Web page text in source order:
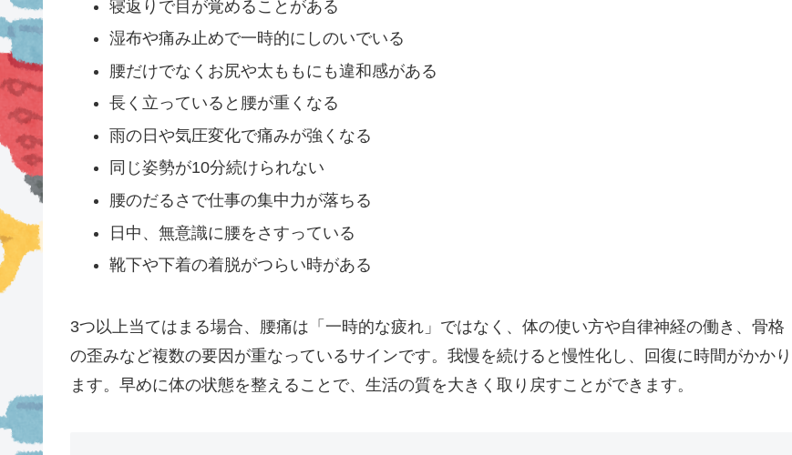
寝返りで目が覚めることがある
湿布や痛み止めで一時的にしのいでいる
腰だけでなくお尻や太ももにも違和感がある
長く立っていると腰が重くなる
雨の日や気圧変化で痛みが強くなる
同じ姿勢が10分続けられない
腰のだるさで仕事の集中力が落ちる
日中、無意識に腰をさすっている
靴下や下着の着脱がつらい時がある
3つ以上当てはまる場合、腰痛は「一時的な疲れ」ではなく、体の使い方や自律神経の働き、骨格
の歪みなど複数の要因が重なっているサインです。我慢を続けると慢性化し、回復に時間がかかり
ます。早めに体の状態を整えることで、生活の質を大きく取り戻すことができます。